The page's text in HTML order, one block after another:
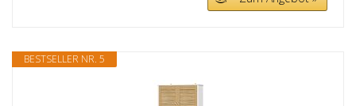
BESTSELLER NR. 5